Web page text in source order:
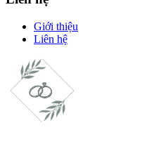
Giới thiệu
Liên hệ